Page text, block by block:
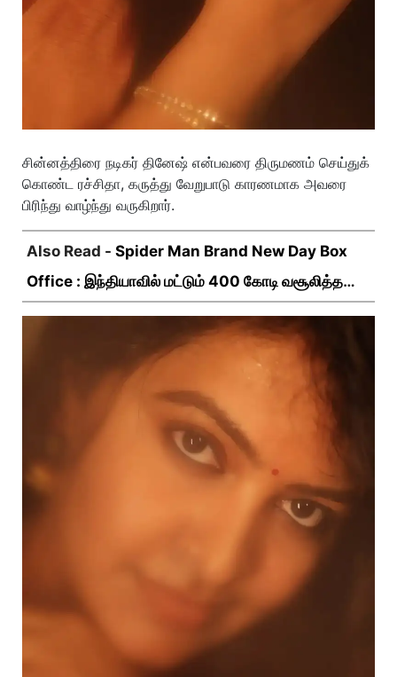
சின்னத்திரை நடிகர் தினேஷ் என்பவரை திருமணம் செய்துக்
கொண்ட ரச்சிதா, கருத்து வேறுபாடு காரணமாக அவரை
பிரிந்து வாழ்ந்து வருகிறார்.
Also Read - Spider Man Brand New Day Box
Office : இந்தியாவில் மட்டும் 400 கோடி வசூலித்ததா
ஸ்பைடர் மேன் பிராண்ட் நியூ டே?